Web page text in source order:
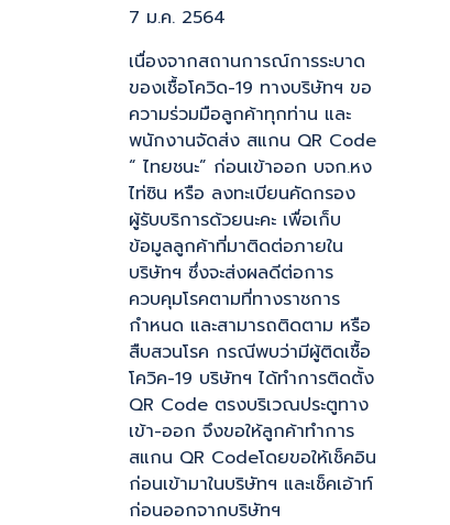
7 ม.ค. 2564
เนื่องจากสถานการณ์การระบาด
ของเชื้อโควิด-19 ทางบริษัทฯ ขอ
ความร่วมมือลูกค้าทุกท่าน และ
พนักงานจัดส่ง สแกน QR Code
“ ไทยชนะ” ก่อนเข้าออก บจก.หง
ไท่ซิน หรือ ลงทะเบียนคัดกรอง
ผู้รับบริการด้วยนะคะ เพื่อเก็บ
ข้อมูลลูกค้าที่มาติดต่อภายใน
บริษัทฯ ซึ่งจะส่งผลดีต่อการ
ควบคุมโรคตามที่ทางราชการ
กำหนด และสามารถติดตาม หรือ
สืบสวนโรค กรณีพบว่ามีผู้ติดเชื้อ
โควิค-19 บริษัทฯ ได้ทำการติดตั้ง
QR Code ตรงบริเวณประตูทาง
เข้า-ออก จึงขอให้ลูกค้าทำการ
สแกน QR Codeโดยขอให้เช็คอิน
ก่อนเข้ามาในบริษัทฯ และเช็คเอ้าท์
ก่อนออกจากบริษัทฯ